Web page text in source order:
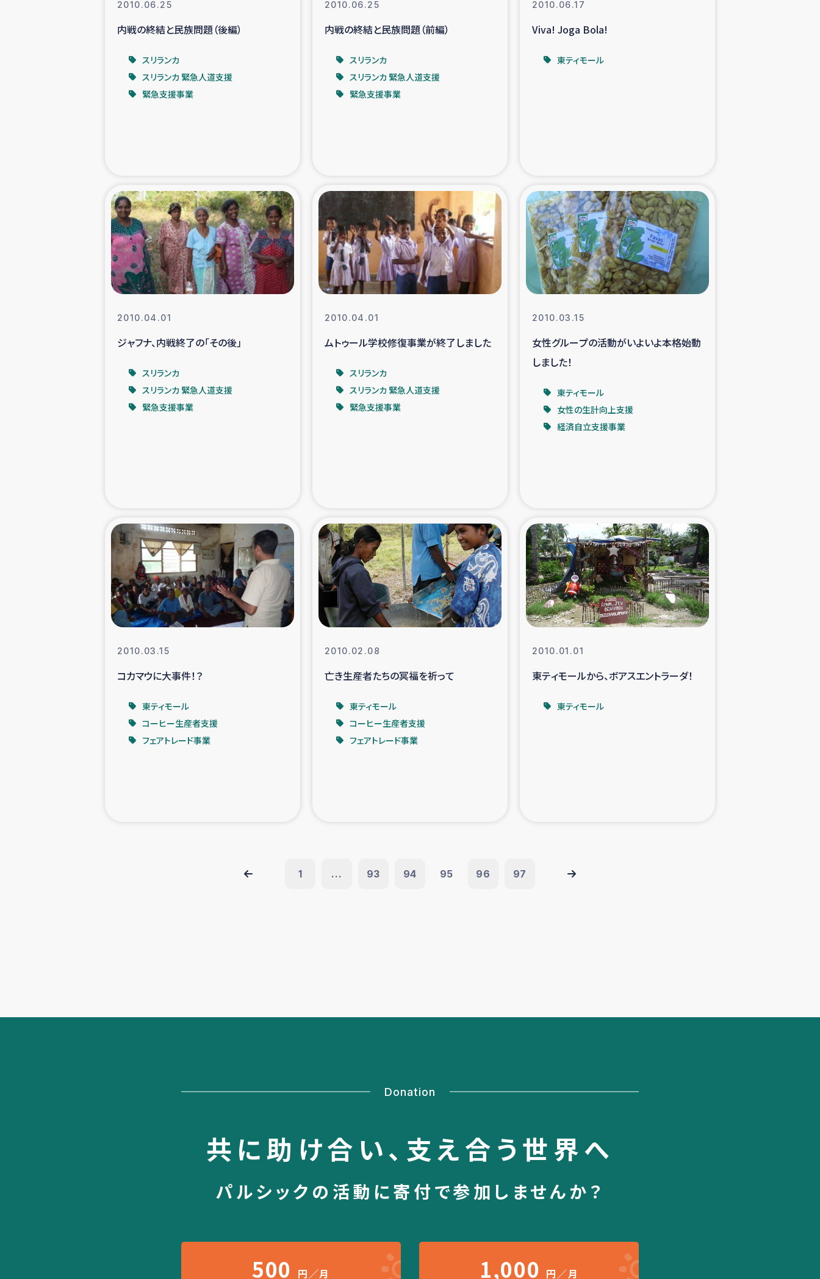
令和6年能登半島地震 緊急支援
国内避難民への物資配付および教育支援 ミャンマー緊急支援
タイ国境ミャンマー移民子ども支援
海外ルーツの市民との共生 神原ゼミxパルシック
石巻市街地在宅被災者支援 復興応援隊の活動
仮設住宅生活支援・農業復興支援 漁業復興支援
インターン・ボランティア日誌 経済自立支援事業
ガザ空爆被災者への食料支援と農家生産支援
ガザ地区における羊の畜産支援 ガザ地区での公園の緑化を通じた支援事業
ガザ地区酪農を通した女性グループの生計支援
民際教育 食べる
トルコ・シリア地震被災者支援 デニヤヤ小規模紅茶農家支援
コーヒー生産者支援 アイナロ県マウベシ郡でのコーヒー畑改善事業
アグロフォレストリー（カカオ）事業
2010.06.25
内戦の終結と民族問題（後編）
スリランカ
スリランカ 緊急人道支援
緊急支援事業
2010.06.25
内戦の終結と民族問題（前編）
スリランカ
スリランカ 緊急人道支援
緊急支援事業
2010.06.17
Viva! Joga Bola!
東ティモール
2010.04.01
ジャフナ、内戦終了の「その後」
スリランカ
スリランカ 緊急人道支援
緊急支援事業
2010.04.01
ムトゥール学校修復事業が終了しました
スリランカ
スリランカ 緊急人道支援
緊急支援事業
2010.03.15
女性グループの活動がいよいよ本格始動
しました！
東ティモール
女性の生計向上支援
経済自立支援事業
2010.03.15
コカマウに大事件！？
東ティモール
コーヒー生産者支援
フェアトレード事業
2010.02.08
亡き生産者たちの冥福を祈って
東ティモール
コーヒー生産者支援
フェアトレード事業
2010.01.01
東ティモールから、ボアスエントラーダ！
東ティモール
1 ... 93 94 95 96 97
Donation
共に助け合い、 支え合う世界へ
パルシックの活動に寄付で参加しませんか？
500 円／月 1,000 円／月